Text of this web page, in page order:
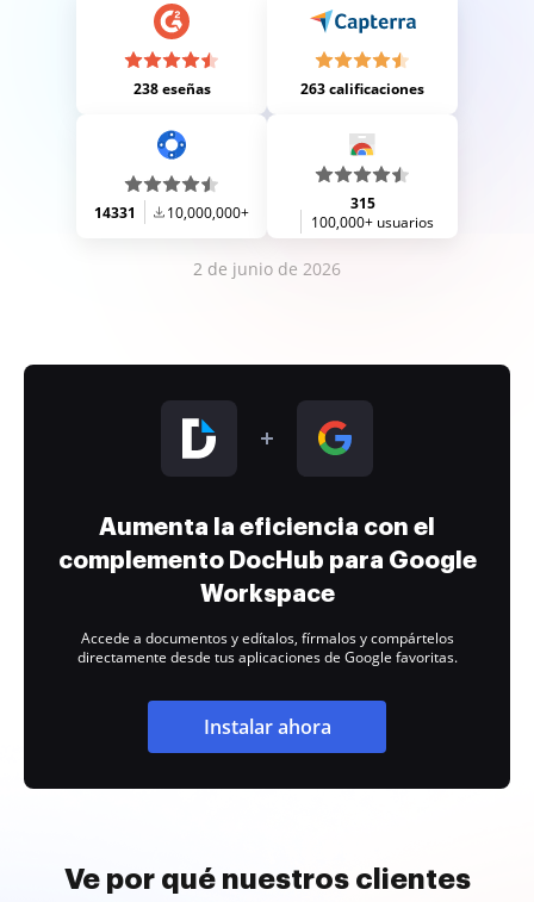
238 eseñas 263 calificaciones
14331 10,000,000+
315
100,000+ usuarios
2 de junio de 2026
Aumenta la eficiencia con el
complemento DocHub para Google
Workspace
Accede a documentos y edítalos, fírmalos y compártelos
directamente desde tus aplicaciones de Google favoritas.
Instalar ahora
Ve por qué nuestros clientes